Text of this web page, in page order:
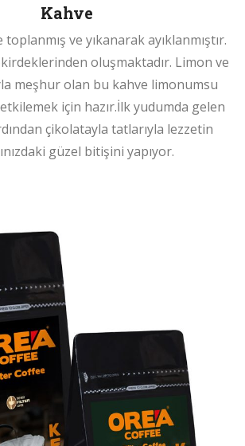
Kahve
toplanmış ve yıkanarak ayıklanmıştır.
oluşmaktadır. Limon ve
meşhur olan bu kahve limonumsu
için hazır.İlk yudumda gelen
çikolatayla tatlarıyla lezzetin
güzel bitişini yapıyor.